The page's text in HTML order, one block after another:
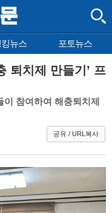
킹뉴스 포토뉴스
퇴치제 만들기’ 프
참여하여 해충퇴치제
공유 / URL복사